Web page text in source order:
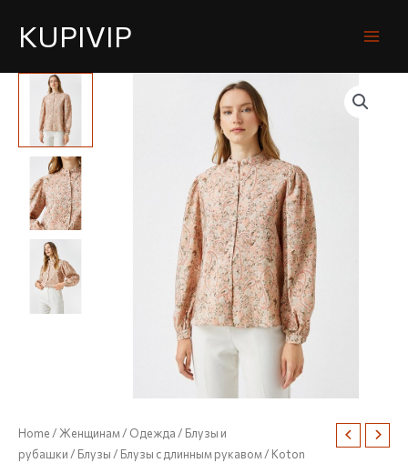
KUPIVIP
Home/Женщинам/ Одежда/ Блузы и
рубашки/ Блузы/ Блузы с длинным рукавом/ Koton